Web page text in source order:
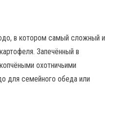
в котором самый сложный и
Запечённый в
охотничьими
для семейного обеда или